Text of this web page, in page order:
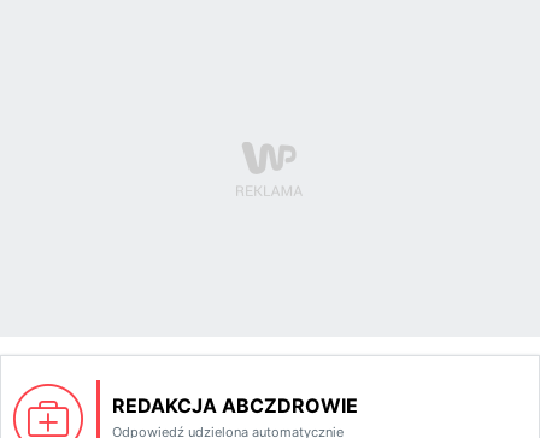
REDAKCJA ABCZDROWIE
Odpowiedź udzielona automatycznie